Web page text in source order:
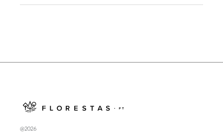
@2026